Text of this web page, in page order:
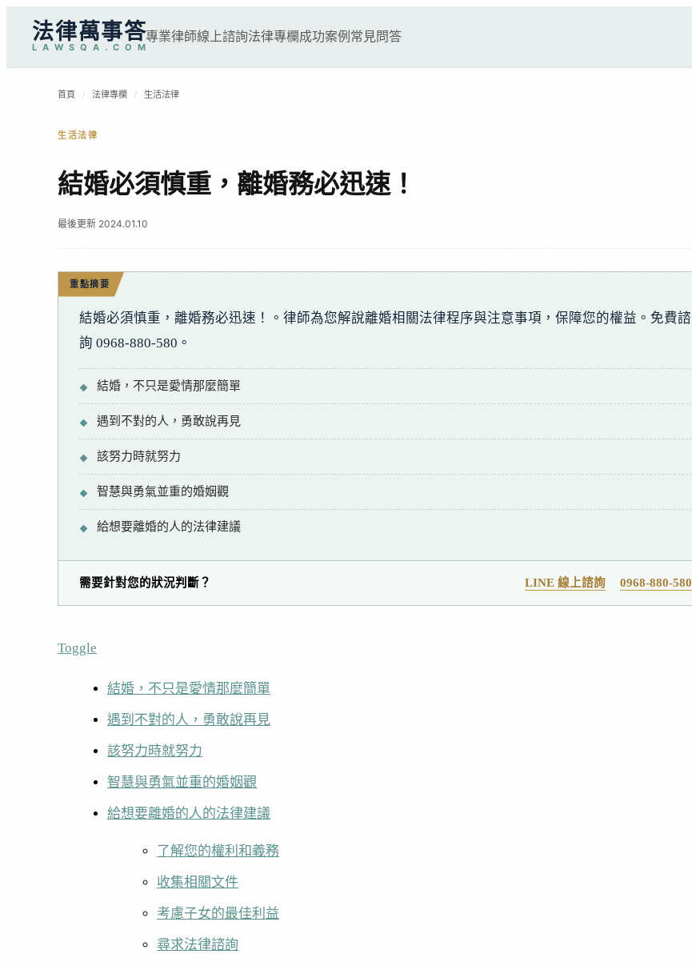
法律萬事答
L A W S Q A . C O M
專業律師線上諮詢法律專欄成功案例 常見問答
首頁 / 法律專欄 / 生活法律
生活法律
結婚必須慎重，離婚務必迅速！
最後更新 2024.01.10
重點摘要
結婚必須慎重，離婚務必迅速！。律師為您解說離婚相關法律程序與注意事項，保障您的權益。免費諮
詢 0968-880-580。
結婚，不只是愛情那麼簡單
遇到不對的人，勇敢說再見
該努力時就努力
智慧與勇氣並重的婚姻觀
給想要離婚的人的法律建議
需要針對您的狀況判斷？ LINE 線上諮詢 0968-880-580
Toggle
結婚，不只是愛情那麼簡單
遇到不對的人，勇敢說再見
該努力時就努力
智慧與勇氣並重的婚姻觀
給想要離婚的人的法律建議
了解您的權利和義務
收集相關文件
考慮子女的最佳利益
尋求法律諮詢